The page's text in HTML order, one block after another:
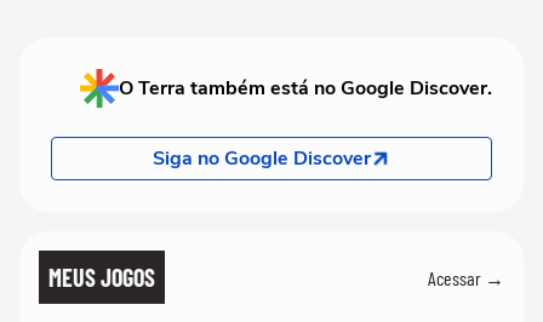
O Terra também está no Google Discover.
Siga no Google Discover
MEUS JOGOS Acessar →